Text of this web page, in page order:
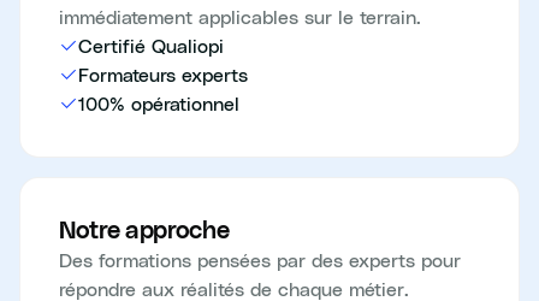
immédiatement applicables sur le terrain.
Certifié Qualiopi
Formateurs experts
100% opérationnel
Notre approche
Des formations pensées par des experts pour
répondre aux réalités de chaque métier.